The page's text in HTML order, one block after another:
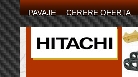
PAVAJE
CERERE OFERTA